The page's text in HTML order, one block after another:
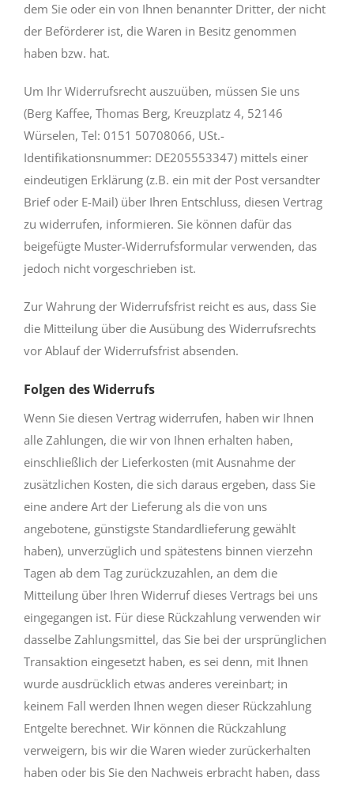
dem Sie oder ein von Ihnen benannter Dritter, der nicht
der Beförderer ist, die Waren in Besitz genommen
haben bzw. hat.
Um Ihr Widerrufsrecht auszuüben, müssen Sie uns
(Berg Kaffee, Thomas Berg, Kreuzplatz 4, 52146
Würselen, Tel: 0151 50708066, USt.-
Identifikationsnummer: DE205553347) mittels einer
eindeutigen Erklärung (z.B. ein mit der Post versandter
Brief oder E-Mail) über Ihren Entschluss, diesen Vertrag
zu widerrufen, informieren. Sie können dafür das
beigefügte Muster-Widerrufsformular verwenden, das
jedoch nicht vorgeschrieben ist.
Zur Wahrung der Widerrufsfrist reicht es aus, dass Sie
die Mitteilung über die Ausübung des Widerrufsrechts
vor Ablauf der Widerrufsfrist absenden.
Folgen des Widerrufs
Wenn Sie diesen Vertrag widerrufen, haben wir Ihnen
alle Zahlungen, die wir von Ihnen erhalten haben,
einschließlich der Lieferkosten (mit Ausnahme der
zusätzlichen Kosten, die sich daraus ergeben, dass Sie
eine andere Art der Lieferung als die von uns
angebotene, günstigste Standardlieferung gewählt
haben), unverzüglich und spätestens binnen vierzehn
Tagen ab dem Tag zurückzuzahlen, an dem die
Mitteilung über Ihren Widerruf dieses Vertrags bei uns
eingegangen ist. Für diese Rückzahlung verwenden wir
dasselbe Zahlungsmittel, das Sie bei der ursprünglichen
Transaktion eingesetzt haben, es sei denn, mit Ihnen
wurde ausdrücklich etwas anderes vereinbart; in
keinem Fall werden Ihnen wegen dieser Rückzahlung
Entgelte berechnet. Wir können die Rückzahlung
verweigern, bis wir die Waren wieder zurückerhalten
haben oder bis Sie den Nachweis erbracht haben, dass